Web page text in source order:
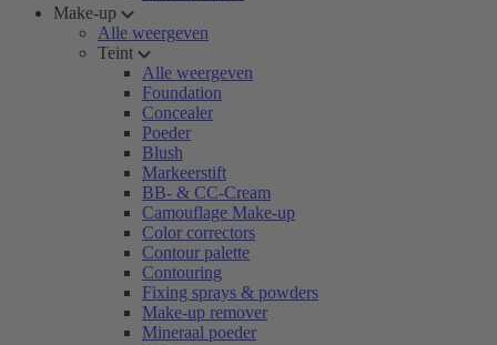
Make-up
Alle weergeven
Teint
Alle weergeven
Foundation
Concealer
Poeder
Blush
Markeerstift
BB- & CC-Cream
Camouflage Make-up
Color correctors
Contour palette
Contouring
Fixing sprays & powders
Make-up remover
Mineraal poeder